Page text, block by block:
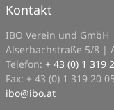
Kontakt
IBO Verein und GmbH
Alserbachstraße 5/8 |
Telefon: + 43 (0) 1 319
Fax: + 43 (0) 1 319 20
ibo@ibo.at